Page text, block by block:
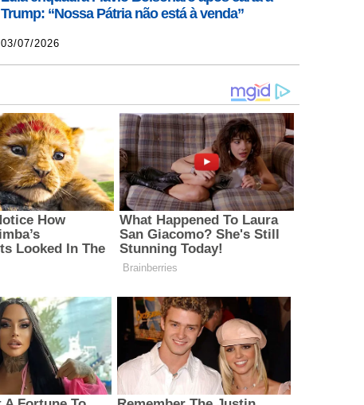
Trump: “Nossa Pátria não está à venda”
03/07/2026